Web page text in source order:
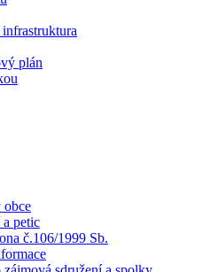
plán
obce
a petic
č.106/1999 Sb.